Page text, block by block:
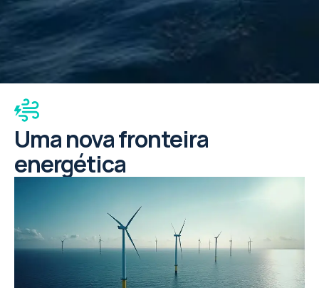
Uma nova fronteira
energética